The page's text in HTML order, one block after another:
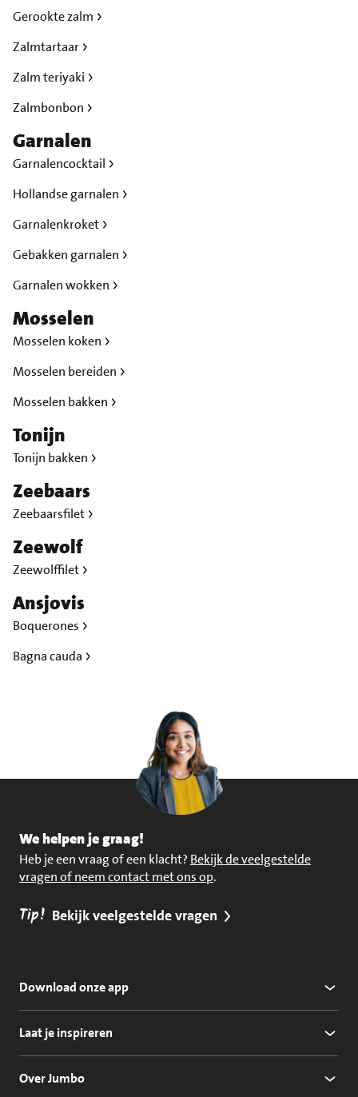
Gerookte zalm
Zalmtartaar
Zalm teriyaki
Zalmbonbon
Garnalen
Garnalencocktail
Hollandse garnalen
Garnalenkroket
Gebakken garnalen
Garnalen wokken
Mosselen
Mosselen koken
Mosselen bereiden
Mosselen bakken
Tonijn
Tonijn bakken
Zeebaars
Zeebaarsfilet
Zeewolf
Zeewolffilet
Ansjovis
Boquerones
Bagna cauda
We helpen je graag!
Heb je een vraag of een klacht? Bekijk de veelgestelde
vragen of neem contact met ons op.
Tip! Bekijk veelgestelde vragen
Download onze app
Laat je inspireren
Over Jumbo